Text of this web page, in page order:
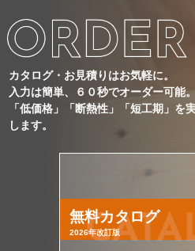
カタログ・お見積りはお気軽に。
入力は簡単、６０秒でオーダー可能
「低価格」「断熱性」「短工期」を
します。
無料カタログ
2026年改訂版